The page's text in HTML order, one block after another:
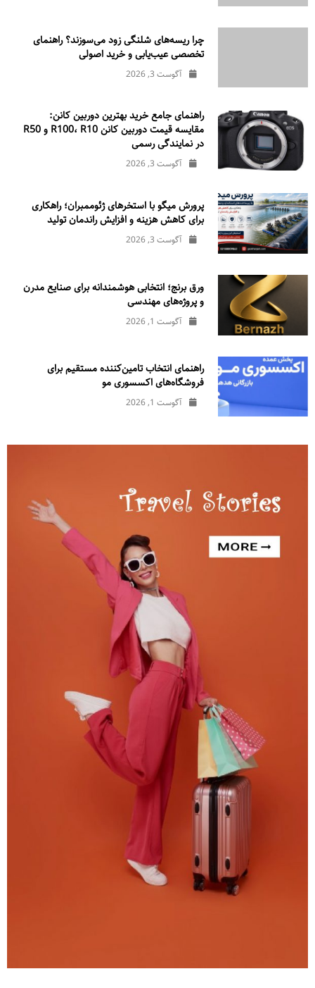
چرا ریسه‌های شلنگی زود می‌سوزند؟ راهنمای
تخصصی عیب‌یابی و خرید اصولی
آگوست 3, 2026
راهنمای جامع خرید بهترین دوربین کانن:
مقایسه قیمت دوربین کانن R100، R10 و R50
در نمایندگی رسمی
آگوست 3, 2026
پرورش میگو با استخرهای ژئوممبران؛ راهکاری
برای کاهش هزینه و افزایش راندمان تولید
آگوست 3, 2026
ورق برنج؛ انتخابی هوشمندانه برای صنایع مدرن
و پروژه‌های مهندسی
آگوست 1, 2026
راهنمای انتخاب تامین‌کننده مستقیم برای
فروشگاه‌های اکسسوری مو
آگوست 1, 2026